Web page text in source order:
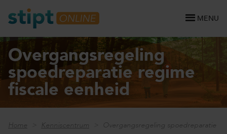
MENU
Overgangsregeling
spoedreparatie regime
fiscale eenheid
Home Kenniscentrum Overgangsregeling spoedreparatie